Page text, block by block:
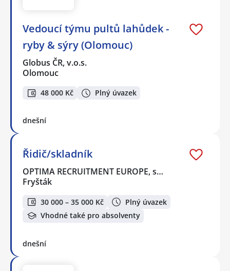
Vedoucí týmu pultů lahůdek -
ryby & sýry (Olomouc)
Globus ČR, v.o.s.
Olomouc
48 000 Kč Plný úvazek
dnešní
Řidič/skladník
OPTIMA RECRUITMENT EUROPE, s…
Fryšták
30 000 – 35 000 Kč
Plný úvazek
Vhodné také pro absolventy
dnešní